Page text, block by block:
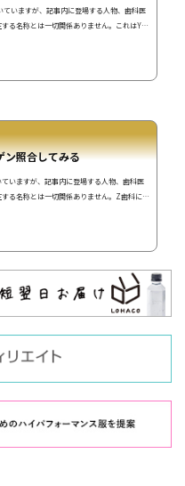
いますが、記事内に登場する人物、歯科医
る名称とは一切関係ありません。これはY歯
ン照合してみる
いますが、記事内に登場する人物、歯科医
る名称とは一切関係ありません。Z歯科にい
)！うちの患者さん！？...